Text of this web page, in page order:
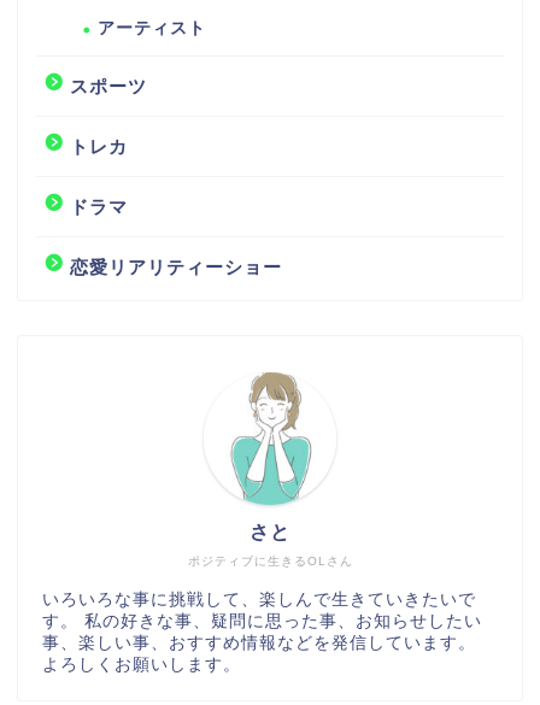
アーティスト
スポーツ
トレカ
ドラマ
恋愛リアリティーショー
ポジティブに生きるOLさん
さと
いろいろな事に挑戦して、楽しんで生きていきたいで
す。 私の好きな事、疑問に思った事、お知らせしたい
事、楽しい事、おすすめ情報などを発信しています。
よろしくお願いします。